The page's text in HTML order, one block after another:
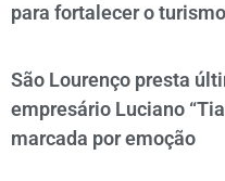
para fortalecer o
São Lourenço presta
empresário Luciano
marcada por emoção